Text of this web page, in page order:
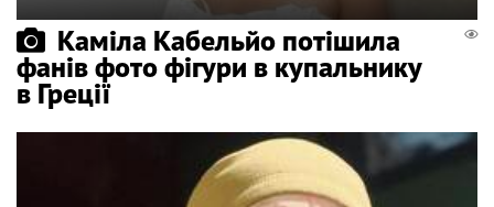
Каміла Кабельйо потішила
фанів фото фігури в купальнику
в Греції